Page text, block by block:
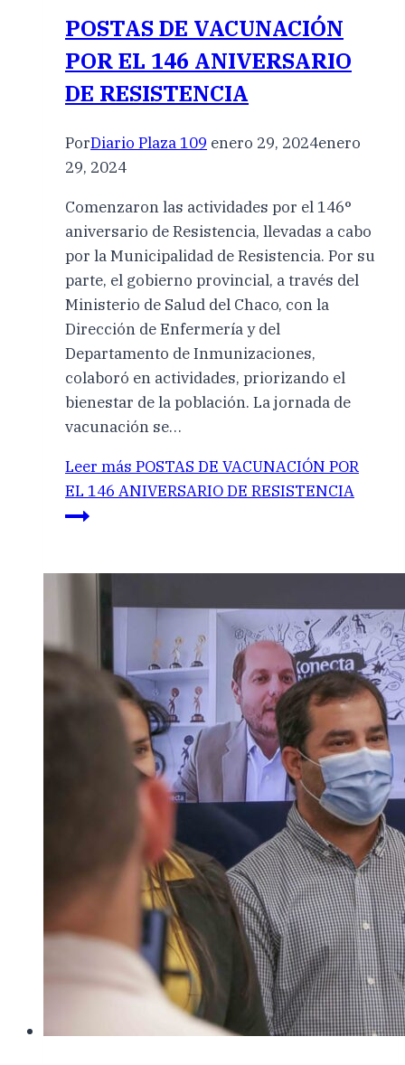
POSTAS DE VACUNACIÓN
POR EL 146 ANIVERSARIO
DE RESISTENCIA
PorDiario Plaza 109 enero 29, 2024enero
29, 2024
Comenzaron las actividades por el 146°
aniversario de Resistencia, llevadas a cabo
por la Municipalidad de Resistencia. Por su
parte, el gobierno provincial, a través del
Ministerio de Salud del Chaco, con la
Dirección de Enfermería y del
Departamento de Inmunizaciones,
colaboró en actividades, priorizando el
bienestar de la población. La jornada de
vacunación se…
Leer más POSTAS DE VACUNACIÓN POR
EL 146 ANIVERSARIO DE RESISTENCIA